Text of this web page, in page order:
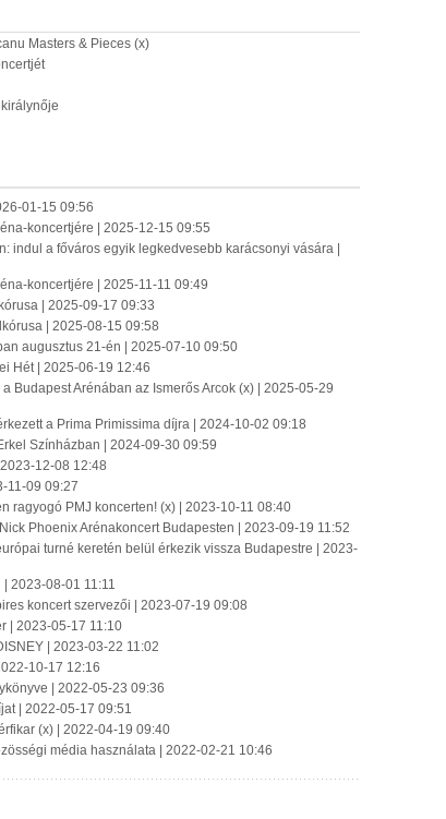
Masters & Pieces (x)
01-15 09:56
koncertjére | 2025-12-15 09:55
indul a főváros egyik legkedvesebb karácsonyi vására |
koncertjére | 2025-11-11 09:49
| 2025-09-17 09:33
| 2025-08-15 09:58
augusztus 21-én | 2025-07-10 09:50
Hét | 2025-06-19 12:46
Budapest Arénában az Ismerős Arcok (x) | 2025-05-29
a Prima Primissima díjra | 2024-10-02 09:18
Színházban | 2024-09-30 09:59
12-08 12:48
11-09 09:27
ragyogó PMJ koncerten! (x) | 2023-10-11 08:40
Phoenix Arénakoncert Budapesten | 2023-09-19 11:52
turné keretén belül érkezik vissza Budapestre | 2023-
2023-08-01 11:11
koncert szervezői | 2023-07-19 09:08
| 2023-05-17 11:10
| 2023-03-22 11:02
10-17 12:16
| 2022-05-23 09:36
| 2022-05-17 09:51
(x) | 2022-04-19 09:40
média használata | 2022-02-21 10:46